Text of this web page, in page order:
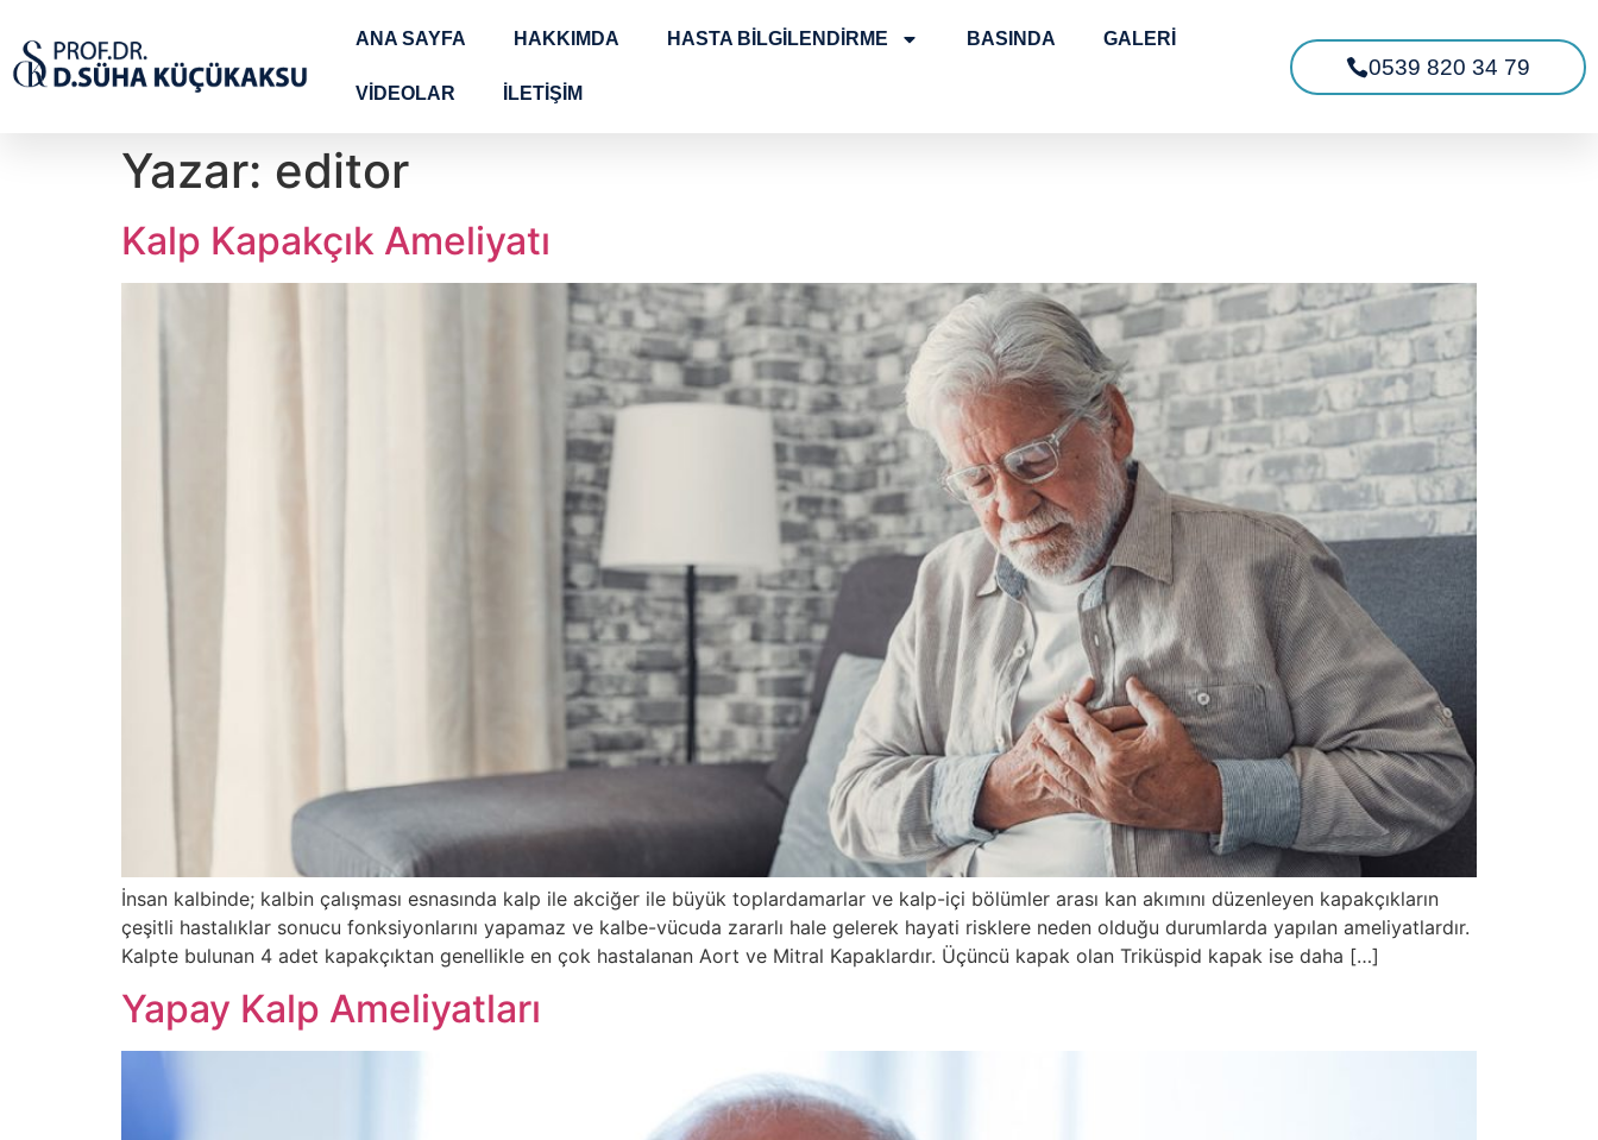
ANA SAYFA HAKKIMDA HASTA BİLGİLENDİRME BASINDA GALERİ
VİDEOLAR İLETİŞİM
0539 820 34 79
Yazar: editor
Kalp Kapakçık Ameliyatı
İnsan kalbinde; kalbin çalışması esnasında kalp ile akciğer ile büyük toplardamarlar ve kalp-içi bölümler arası kan akımını düzenleyen kapakçıkların
çeşitli hastalıklar sonucu fonksiyonlarını yapamaz ve kalbe-vücuda zararlı hale gelerek hayati risklere neden olduğu durumlarda yapılan ameliyatlardır.
Kalpte bulunan 4 adet kapakçıktan genellikle en çok hastalanan Aort ve Mitral Kapaklardır. Üçüncü kapak olan Triküspid kapak ise daha […]
Yapay Kalp Ameliyatları